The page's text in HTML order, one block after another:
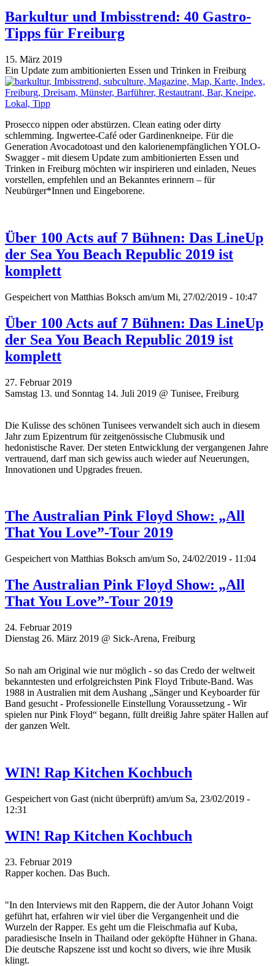
Barkultur und Imbisstrend: 40 Gastro-
Tipps für Freiburg
15. März 2019
Ein Update zum ambitionierten Essen und Trinken in Freiburg
Prosecco nippen oder abstürzen. Clean eating oder dirty
schlemming. Ingwertee-Café oder Gardinenkneipe. Für die
Generation Avocadotoast und den kalorienempfänglichen YOLO-
Swagger - mit diesem Update zum ambitionierten Essen und
Trinken in Freiburg möchten wir inspirieren und einladen, Neues
vorstellen, empfehlen und an Bekanntes erinnern – für
Neubürger*Innen und Eingeborene.
Über 100 Acts auf 7 Bühnen: Das LineUp
der Sea You Beach Republic 2019 ist
komplett
Gespeichert von Matthias Boksch am/um Mi, 27/02/2019 - 10:47
Über 100 Acts auf 7 Bühnen: Das LineUp
der Sea You Beach Republic 2019 ist
komplett
27. Februar 2019
Samstag 13. und Sonntag 14. Juli 2019 @ Tunisee, Freiburg
Die Kulisse des schönen Tunisees verwandelt sich auch in diesem
Jahr zum Epizentrum für zeitgenössische Clubmusik und
hedonistische Raver. Der steten Entwicklung der vergangenen Jahre
vertrauend, darf man sich gewiss auch wieder auf Neuerungen,
Innovationen und Upgrades freuen.
The Australian Pink Floyd Show: „All
That You Love”-Tour 2019
Gespeichert von Matthias Boksch am/um So, 24/02/2019 - 11:04
The Australian Pink Floyd Show: „All
That You Love”-Tour 2019
24. Februar 2019
Dienstag 26. März 2019 @ Sick-Arena, Freiburg
So nah am Original wie nur möglich - so das Credo der weltweit
bekanntesten und erfolgreichsten Pink Floyd Tribute-Band. Was
1988 in Australien mit dem Aushang „Sänger und Keyboarder für
Band gesucht - Professionelle Einstellung Voraussetzung - Wir
spielen nur Pink Floyd“ begann, füllt dreißig Jahre später Hallen auf
der ganzen Welt.
WIN! Rap Kitchen Kochbuch
Gespeichert von Gast (nicht überprüft) am/um Sa, 23/02/2019 -
12:31
WIN! Rap Kitchen Kochbuch
23. Februar 2019
Rapper kochen. Das Buch.
"In den Interviews mit den Rappern, die der Autor Johann Voigt
geführt hat, erfahren wir viel über die Vergangenheit und die
Wurzeln der Rapper. Es geht um die Fleischmafia auf Kuba,
paradiesische Inseln in Thailand oder geköpfte Hühner in Ghana.
Die deutsche Rapszene isst und kocht so divers, wie ihre Musik
klingt.